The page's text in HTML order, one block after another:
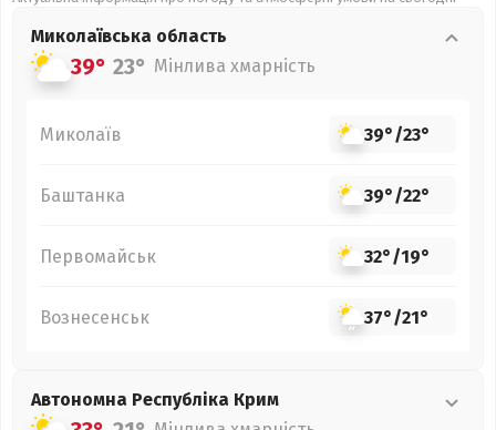
Миколаївська область
39° 23° Мінлива хмарність
Миколаїв 39°/23°
Баштанка 39°/22°
Первомайськ 32°/19°
Вознесенськ 37°/21°
Автономна Республіка Крим